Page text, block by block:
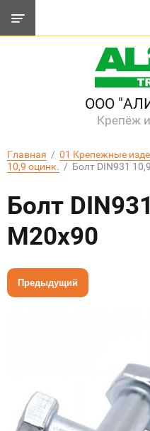
ООО
Крепёж
Главная
  /
01 Крепежные
10,9 оцинк.
/  Болт DIN931
Болт
М20х90
Предыдущий